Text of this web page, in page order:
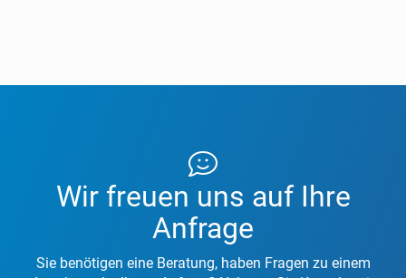
Wir freuen uns auf Ihre
Anfrage
Sie benötigen eine Beratung, haben Fragen zu einem